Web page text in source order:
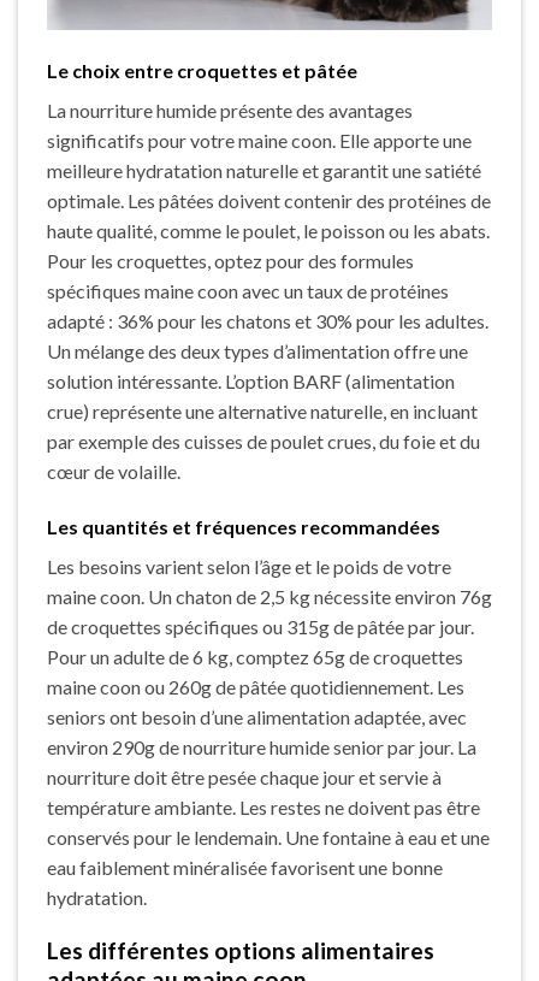
Le choix entre croquettes et pâtée
La nourriture humide présente des avantages
significatifs pour votre maine coon. Elle apporte une
meilleure hydratation naturelle et garantit une satiété
optimale. Les pâtées doivent contenir des protéines de
haute qualité, comme le poulet, le poisson ou les abats.
Pour les croquettes, optez pour des formules
spécifiques maine coon avec un taux de protéines
adapté : 36% pour les chatons et 30% pour les adultes.
Un mélange des deux types d’alimentation offre une
solution intéressante. L’option BARF (alimentation
crue) représente une alternative naturelle, en incluant
par exemple des cuisses de poulet crues, du foie et du
cœur de volaille.
Les quantités et fréquences recommandées
Les besoins varient selon l’âge et le poids de votre
maine coon. Un chaton de 2,5 kg nécessite environ 76g
de croquettes spécifiques ou 315g de pâtée par jour.
Pour un adulte de 6 kg, comptez 65g de croquettes
maine coon ou 260g de pâtée quotidiennement. Les
seniors ont besoin d’une alimentation adaptée, avec
environ 290g de nourriture humide senior par jour. La
nourriture doit être pesée chaque jour et servie à
température ambiante. Les restes ne doivent pas être
conservés pour le lendemain. Une fontaine à eau et une
eau faiblement minéralisée favorisent une bonne
hydratation.
Les différentes options alimentaires